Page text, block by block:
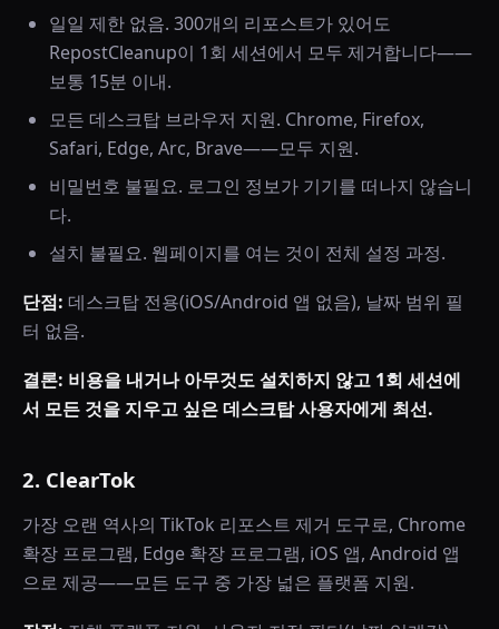
일일 제한 없음. 300개의 리포스트가 있어도
RepostCleanup이 1회 세션에서 모두 제거합니다——
보통 15분 이내.
모든 데스크탑 브라우저 지원. Chrome, Firefox,
Safari, Edge, Arc, Brave——모두 지원.
비밀번호 불필요. 로그인 정보가 기기를 떠나지 않습니
다.
설치 불필요. 웹페이지를 여는 것이 전체 설정 과정.
단점: 데스크탑 전용(iOS/Android 앱 없음), 날짜 범위 필
터 없음.
결론: 비용을 내거나 아무것도 설치하지 않고 1회 세션에
서 모든 것을 지우고 싶은 데스크탑 사용자에게 최선.
2. ClearTok
가장 오랜 역사의 TikTok 리포스트 제거 도구로, Chrome
확장 프로그램, Edge 확장 프로그램, iOS 앱, Android 앱
으로 제공——모든 도구 중 가장 넓은 플랫폼 지원.